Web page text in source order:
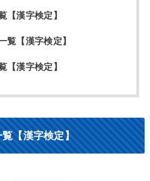
【漢字検定】
覧【漢字検定】
【漢字検定】
【漢字検定】